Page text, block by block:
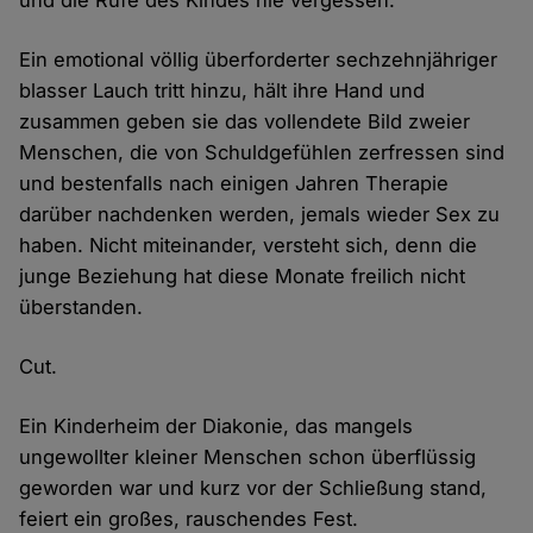
Ein emotional völlig überforderter sechzehnjähriger
blasser Lauch tritt hinzu, hält ihre Hand und
zusammen geben sie das vollendete Bild zweier
Menschen, die von Schuldgefühlen zerfressen sind
und bestenfalls nach einigen Jahren Therapie
darüber nachdenken werden, jemals wieder Sex zu
haben. Nicht miteinander, versteht sich, denn die
junge Beziehung hat diese Monate freilich nicht
überstanden.
Cut.
Ein Kinderheim der Diakonie, das mangels
ungewollter kleiner Menschen schon überflüssig
geworden war und kurz vor der Schließung stand,
feiert ein großes, rauschendes Fest.